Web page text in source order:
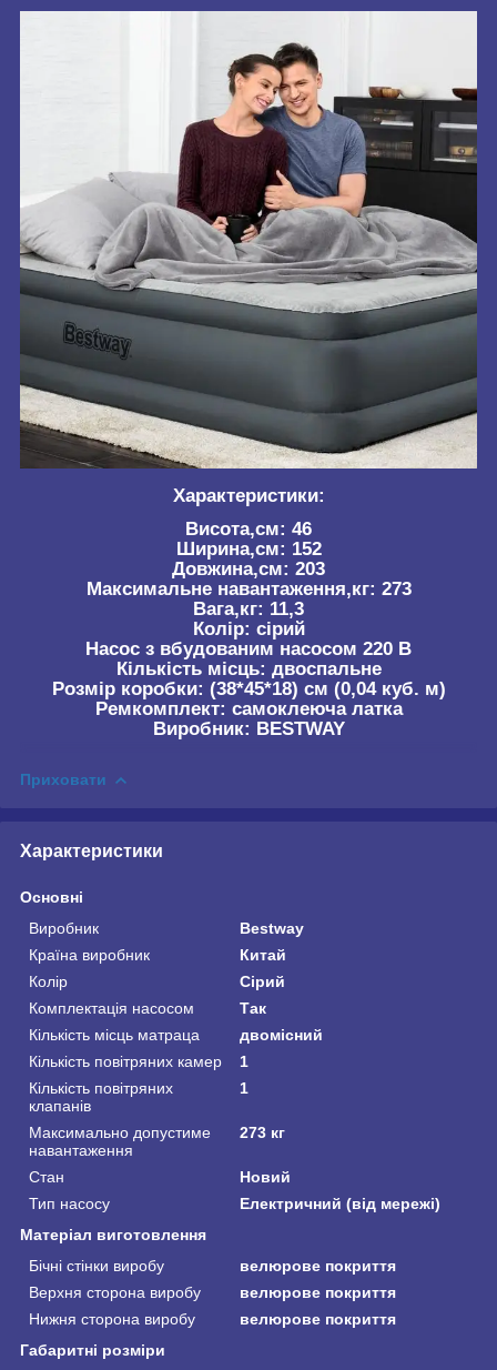
Характеристики:
Висота,см: 46
Ширина,см: 152
Довжина,см: 203
Максимальне навантаження,кг: 273
Вага,кг: 11,3
Колір: сірий
Насос з вбудованим насосом 220 В
Кількість місць: двоспальне
Розмір коробки: (38*45*18) см (0,04 куб. м)
Ремкомплект: самоклеюча латка
Виробник: BESTWAY
Приховати
Характеристики
Основні
Виробник
Bestway
Країна виробник
Китай
Колір
Сірий
Комплектація насосом
Так
Кількість місць матраца
двомісний
Кількість повітряних камер
1
Кількість повітряних
клапанів
1
Максимально допустиме
навантаження
273 кг
Стан
Новий
Тип насосу
Електричний (від мережі)
Матеріал виготовлення
Бічні стінки виробу
велюрове покриття
Верхня сторона виробу
велюрове покриття
Нижня сторона виробу
велюрове покриття
Габаритні розміри